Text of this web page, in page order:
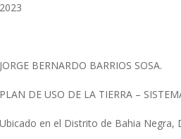
2023
JORGE BERNARDO BARRIOS SOSA.
PLAN DE USO DE LA TIERRA –
Ubicado en el Distrito de Bahia Negra,